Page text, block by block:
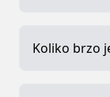
Koliko brzo